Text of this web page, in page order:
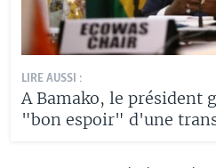
LIRE AUSSI :
A Bamako, le président
"bon espoir" d'une